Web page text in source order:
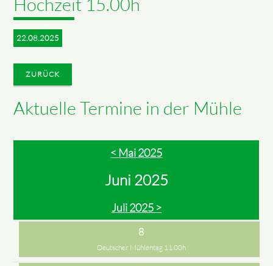
22.08.2025
ZURÜCK
Aktuelle Termine in der Mühle
< Mai 2025
Juni 2025
Juli 2025 >
8
Deutscher Mühlentag 11.00h